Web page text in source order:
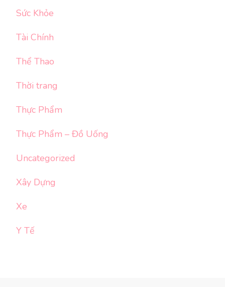
Sức Khỏe
Tài Chính
Thể Thao
Thời trang
Thực Phẩm
Thực Phẩm – Đồ Uống
Uncategorized
Xây Dựng
Xe
Y Tế